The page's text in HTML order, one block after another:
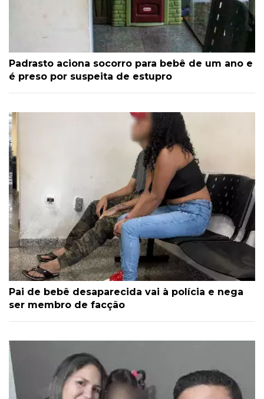
Padrasto aciona socorro para bebê de um ano e
é preso por suspeita de estupro
Pai de bebê desaparecida vai à polícia e nega
ser membro de facção